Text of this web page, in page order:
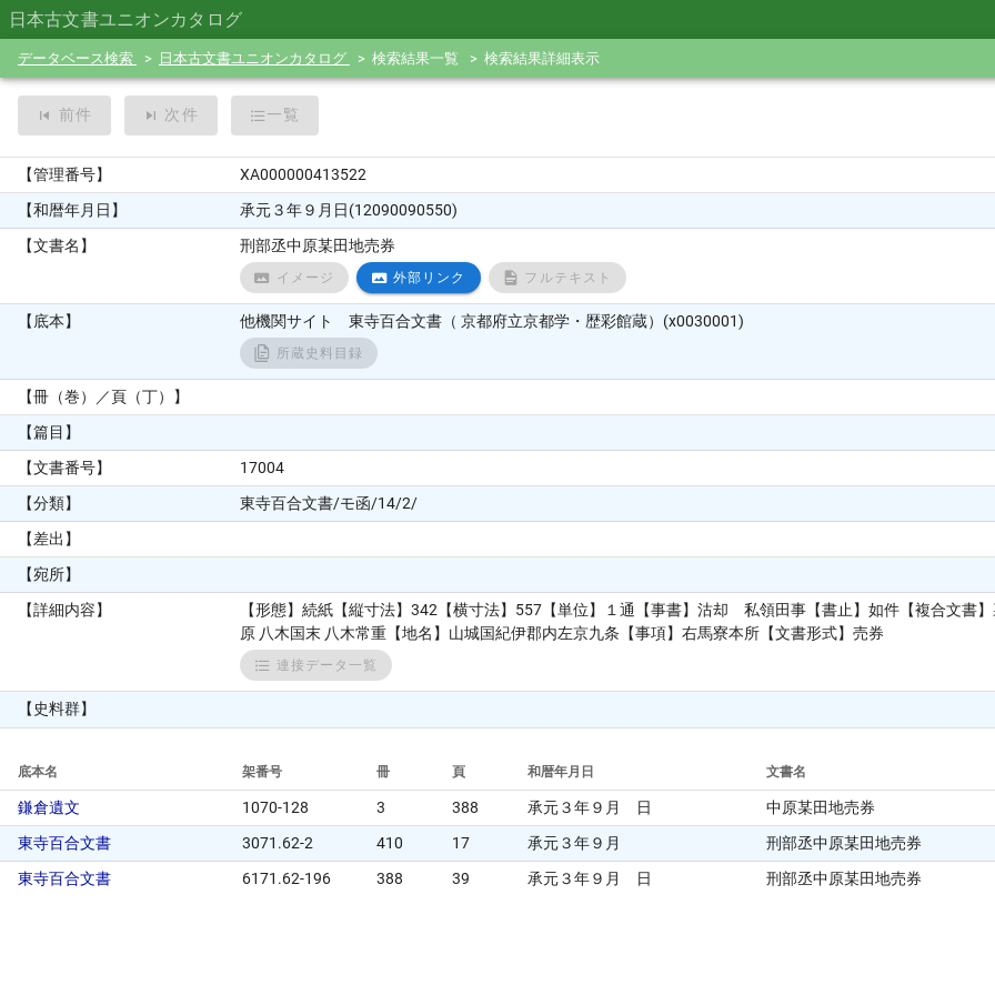
日本古文書ユニオンカタログ
データベース検索 日本古文書ユニオンカタログ 検索結果一覧 検索結果詳細表示
前件 次件 一覧
【管理番号】
XA000000413522
【和暦年月日】
承元３年９月日(12090090550)
【文書名】
刑部丞中原某田地売券
イメージ 外部リンク フルテキスト
【底本】 他機関サイト 東寺百合文書（ 京都府立京都学・歴彩館蔵）(x0030001)
所蔵史料目録
【冊（巻）／頁（丁）】
【篇目】
【文書番号】
17004
【分類】
東寺百合文書/モ函/14/2/
【差出】
【宛所】
【詳細内容】
【形態】続紙【縦寸法】342【横寸法】557【単位】１通【事書】沽却 私領田事【書止】如件【複合文書
原 八木国末 八木常重【地名】山城国紀伊郡内左京九条【事項】右馬寮本所【文書形式】売券
連接データ一覧
【史料群】
底本名 架番号 冊 頁 和暦年月日 文書名
鎌倉遺文 1070-128 3 388 承元３年９月 日
中原某田地売券
東寺百合文書
3071.62-2 410 17 承元３年９月
刑部丞中原某田地売券
東寺百合文書
6171.62-196 388 39 承元３年９月 日 刑部丞中原某田地売券